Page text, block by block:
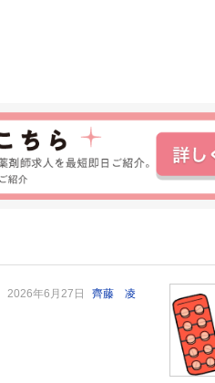
2026年6月27日 齊藤 凌